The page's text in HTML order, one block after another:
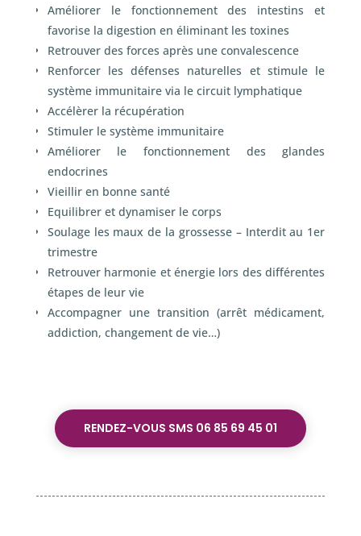
Améliorer le fonctionnement des intestins et
favorise la digestion en éliminant les toxines
Retrouver des forces après une convalescence
Renforcer les défenses naturelles et stimule le
système immunitaire via le circuit lymphatique
Accélèrer la récupération
Stimuler le système immunitaire
Améliorer le fonctionnement des glandes
endocrines
Vieillir en bonne santé
Equilibrer et dynamiser le corps
Soulage les maux de la grossesse – Interdit au 1er
trimestre
Retrouver harmonie et énergie lors des différentes
étapes de leur vie
Accompagner une transition (arrêt médicament,
addiction, changement de vie…)
RENDEZ-VOUS SMS 06 85 69 45 01